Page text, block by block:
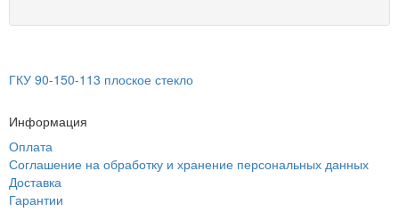
ГКУ 90-150-113 плоское стекло
Информация
Оплата
Соглашение на обработку и хранение персональных данных
Доставка
Гарантии